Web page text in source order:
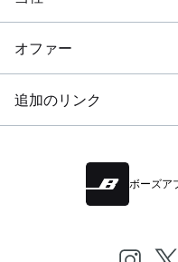
オファー
追加のリンク
ボーズア